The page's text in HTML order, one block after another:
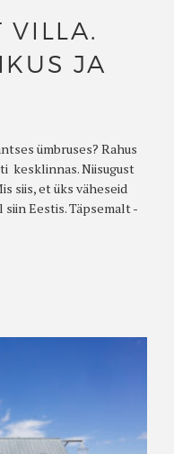
VILLA.
JA
ümbruses? Rahus
kesklinnas. Niisugust
siis, et üks väheseid
siin Eestis. Täpsemalt -